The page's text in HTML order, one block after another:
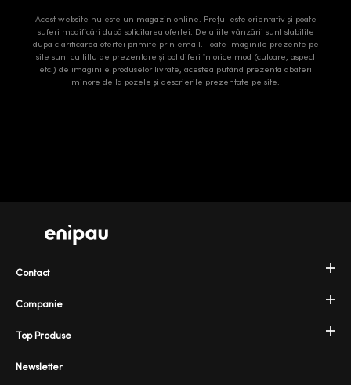
Acest website nu este un magazin online. Prețul este orientativ și poate
suferi modificări după solicitarea ofertei. Detaliile vânzării sunt stabilite
după clarificarea ofertei primite prin email. Toate imaginile prezente pe
site sunt cu titlu de prezentare și pot diferi în orice mod (culoare, aspect
etc.) de imaginile produselor livrate, acestea putând prezenta abateri
minore de la pozele și descrierile prezentate pe site.
Companie
Top Produse
Contact
Newsletter